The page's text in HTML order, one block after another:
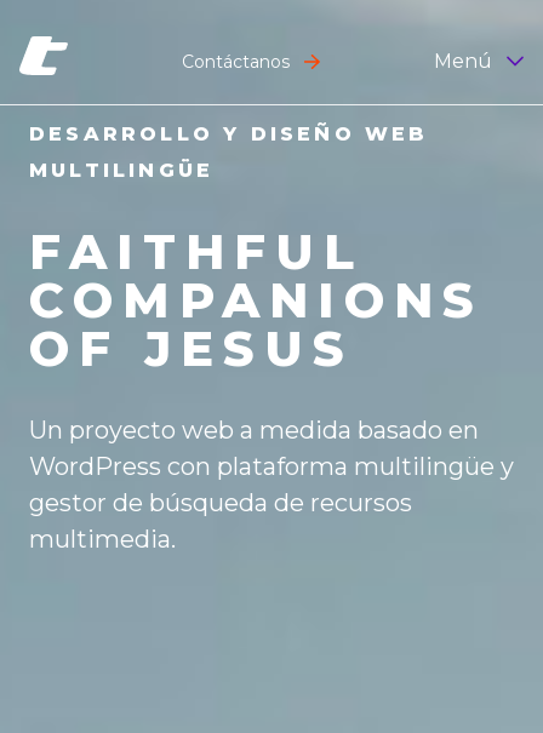
Contáctanos Menú
DESARROLLO Y DISEÑO WEB
MULTILINGÜE
FAITHFUL
COMPANIONS
OF JESUS
Un proyecto web a medida basado en
WordPress con plataforma multilingüe y
gestor de búsqueda de recursos
multimedia.